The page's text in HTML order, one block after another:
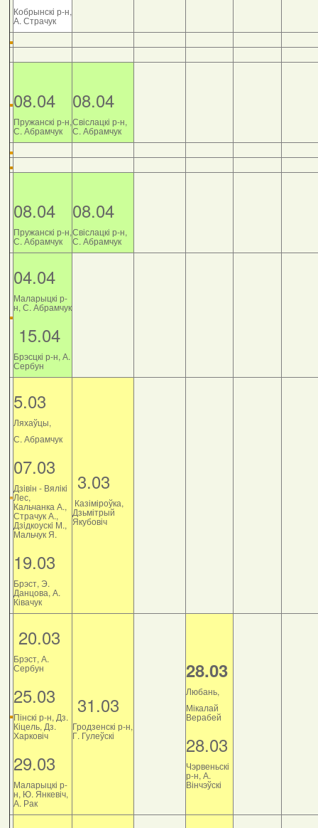
Кобрынскі р-н,
А. Страчук
08.04
Пружанскі р-н,
С. Абрамчук
08.04
Свіслацкі р-н,
С. Абрамчук
08.04
Пружанскі р-н,
С. Абрамчук
08.04
Свіслацкі р-н,
С. Абрамчук
04.04
Маларыцкі р-
н, С. Абрамчук
15.04
Брэсцкі р-н, А.
Сербун
5.03
Ляхаўцы,
С. Абрамчук
07.03
Дзiвiн - Вялiкi
Лес,
Кальчанка А.,
Страчук А.,
Дзiдкоускi М.,
Мальчук Я.
19.03
Брэст, Э.
Данцова, А.
Ківачук
3.03
Казіміроўка,
Дзьмітрый
Якубовіч
20.03
Брэст, А.
Сербун
25.03
Пінскі р-н, Дз.
Кіцель, Дз.
Харковіч
29.03
Маларыцкі р-
н, Ю. Янкевіч,
А. Рак
31.03
Гродзенскі р-н,
Г. Гулеўскі
28.03
Любань,
Мікалай
Верабей
28.03
Чэрвеньскі
р-н, А.
Вінчэўскі